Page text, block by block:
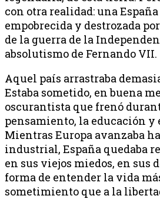
con otra realidad: una
empobrecida y destrozada
de la guerra de la
absolutismo de Fernando VII.
Aquel país arrastraba
Estaba sometido, en buena
oscurantista que frenó
pensamiento, la educación y
Mientras Europa avanzaba
industrial, España quedaba
en sus viejos miedos, en sus
forma de entender la vida
sometimiento que a la